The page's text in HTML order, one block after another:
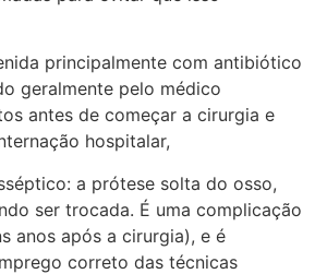
principalmente com antibiótico
geralmente pelo médico
antes de começar a cirurgia e
hospitalar,
a prótese solta do osso,
ser trocada. É uma complicação
anos após a cirurgia), e é
correto das técnicas